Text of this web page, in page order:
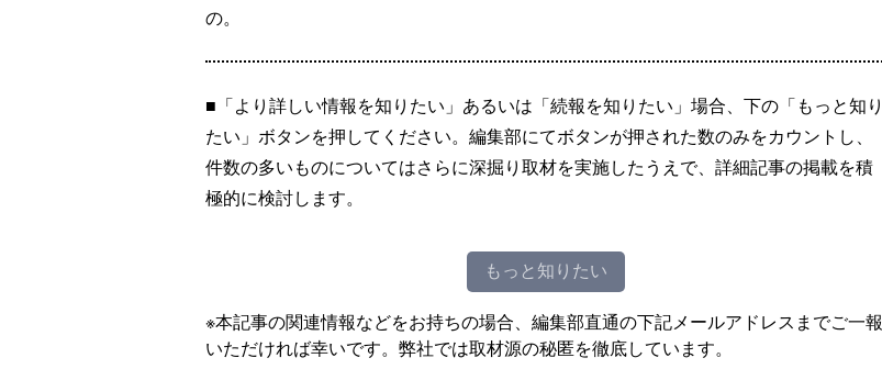
の。
■「より詳しい情報を知りたい」あるいは「続報を知りたい」場合、下の「もっと知り
たい」ボタンを押してください。編集部にてボタンが押された数のみをカウントし、
件数の多いものについてはさらに深掘り取材を実施したうえで、詳細記事の掲載を積
極的に検討します。
もっと知りたい
※本記事の関連情報などをお持ちの場合、編集部直通の下記メールアドレスまでご一報
いただければ幸いです。弊社では取材源の秘匿を徹底しています。